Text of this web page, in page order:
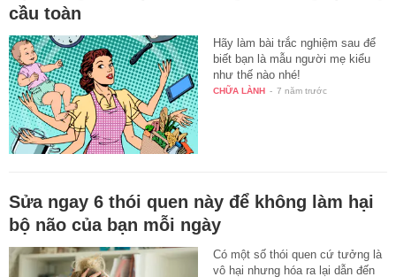
cầu toàn
Hãy làm bài trắc nghiệm sau để
biết bạn là mẫu người mẹ kiểu
như thế nào nhé!
CHỮA LÀNH - 7 năm trước
Sửa ngay 6 thói quen này để không làm hại
bộ não của bạn mỗi ngày
Có một số thói quen cứ tưởng là
vô hại nhưng hóa ra lại dẫn đến